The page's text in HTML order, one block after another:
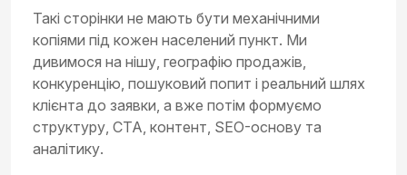
Такі сторінки не мають бути механічними
копіями під кожен населений пункт. Ми
дивимося на нішу, географію продажів,
конкуренцію, пошуковий попит і реальний шлях
клієнта до заявки, а вже потім формуємо
структуру, CTA, контент, SEO-основу та
аналітику.